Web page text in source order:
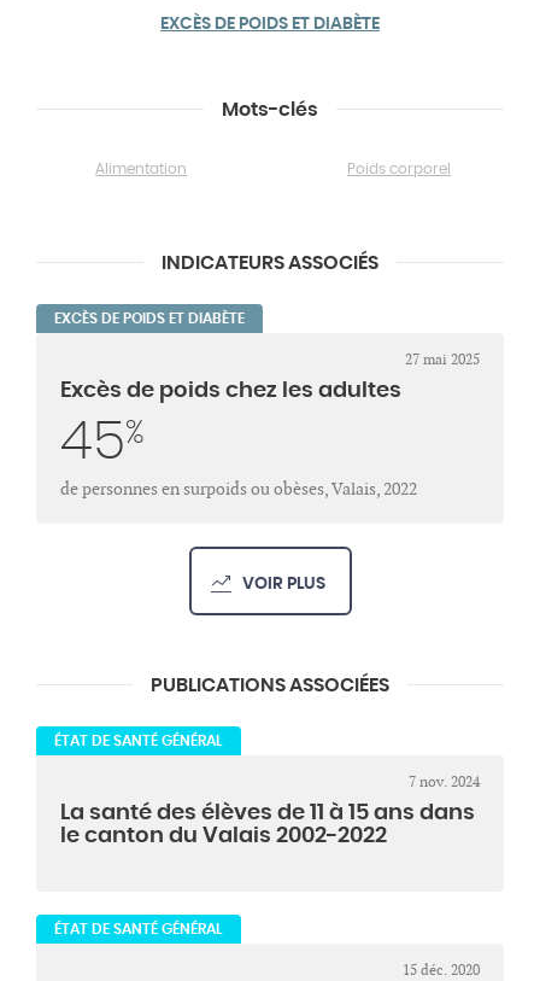
EXCÈS DE POIDS ET DIABÈTE
Mots-clés
Alimentation Poids corporel
INDICATEURS ASSOCIÉS
EXCÈS DE POIDS ET DIABÈTE
27 mai 2025
Excès de poids chez les adultes
45%
de personnes en surpoids ou obèses, Valais, 2022
VOIR PLUS
PUBLICATIONS ASSOCIÉES
ÉTAT DE SANTÉ GÉNÉRAL
7 nov. 2024
La santé des élèves de 11 à 15 ans dans
le canton du Valais 2002-2022
ÉTAT DE SANTÉ GÉNÉRAL
15 déc. 2020